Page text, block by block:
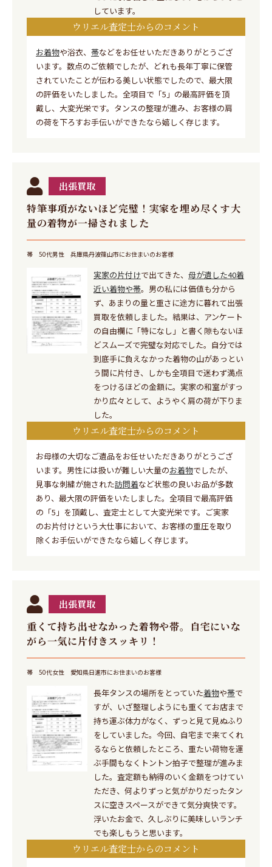
しています。
ウリエル査定士からのコメント
お着物や浴衣、 帯などをお任せいただきありがとうござ
います。数点のご依頼でしたが、どれも長年丁寧に保管
されていたことが伝わる美しい状態でしたので、最大限
の評価をいたしました。全項目で「5」の最高評価を頂
戴し、大変光栄です。タンスの整理が進み、お客様の肩
の荷を下ろすお手伝いができたなら嬉しく存じます。
特筆事項がないほど完璧！実家を埋め尽くす大
量の着物が一掃されました
出張買取
帯 50代男性 兵庫県丹波篠山市にお住まいのお客様
実家の片付けで出てきた、 母が遺した40着
近い着物や帯。男の私には価値も分から
ず、あまりの量と重さに途方に暮れて出張
買取を依頼しました。結果は、アンケート
の自由欄に「特になし」と書く隙もないほ
どスムーズで完璧な対応でした。自分では
到底手に負えなかった着物の山があっとい
う間に片付き、しかも全項目で迷わず満点
をつけるほどの金額に。実家の和室がすっ
かり広々として、ようやく肩の荷が下りま
した。
ウリエル査定士からのコメント
お母様の大切なご遺品をお任せいただきありがとうござ
います。男性には扱いが難しい大量のお着物でしたが、
見事な刺繍が施された訪問着など状態の良いお品が多数
あり、最大限の評価をいたしました。全項目で最高評価
の「5」を頂戴し、査定士として大変光栄です。ご実家
のお片付けという大仕事において、お客様の重圧を取り
除くお手伝いができたなら嬉しく存じます。
重くて持ち出せなかった着物や帯。自宅にいな
がら一気に片付きスッキリ！
出張買取
帯 50代女性 愛知県日進市にお住まいのお客様
長年タンスの場所をとっていた着物や帯で
すが、いざ整理しようにも重くてお店まで
持ち運ぶ体力がなく、ずっと見て見ぬふり
をしていました。今回、自宅まで来てくれ
るならと依頼したところ、重たい荷物を運
ぶ手間もなくトントン拍子で整理が進みま
した。査定額も納得のいく金額をつけてい
ただき、何よりずっと気がかりだったタン
スに空きスペースができて気分爽快です。
浮いたお金で、久しぶりに美味しいランチ
でも楽しもうと思います。
ウリエル査定士からのコメント